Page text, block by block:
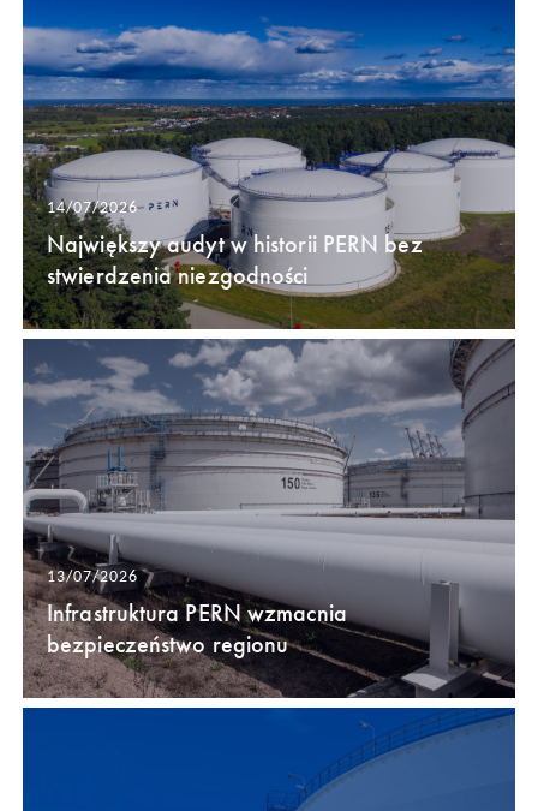
14/07/2026
Największy audyt w historii PERN bez
stwierdzenia niezgodności
13/07/2026
Infrastruktura PERN wzmacnia
bezpieczeństwo regionu